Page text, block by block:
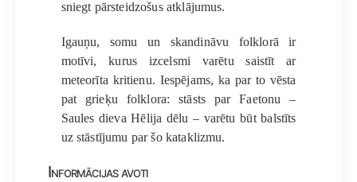
sniegt pārsteidzošus atklājumus.
Igauņu, somu un skandināvu folklorā ir
motīvi, kurus izcelsmi varētu saistīt ar
meteorīta kritienu. Iespējams, ka par to vēsta
pat grieķu folklora: stāsts par Faetonu –
Saules dieva Hēlija dēlu – varētu būt balstīts
uz stāstījumu par šo kataklizmu.
Informācijas avoti